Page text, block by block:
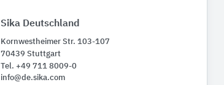
Sika Deutschland
Kornwestheimer Str. 103-107
70439 Stuttgart
Tel. +49 711 8009-0
info@de.sika.com